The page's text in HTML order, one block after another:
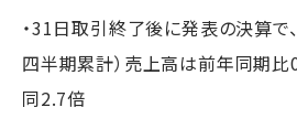
・31日取引終了後に発表の決算で
四半期累計）売上高は前年同期比
同2.7倍